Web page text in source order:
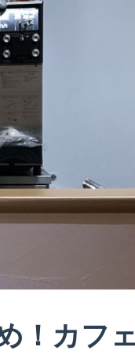
！カフェ